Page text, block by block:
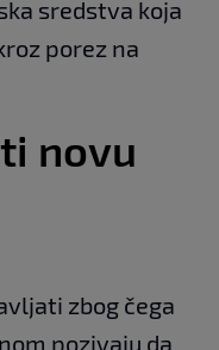
sredstva koja
porez na
novu
zbog čega
pozivaju da